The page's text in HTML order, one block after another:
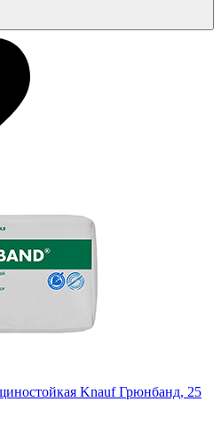
Knauf Грюнбанд, 25